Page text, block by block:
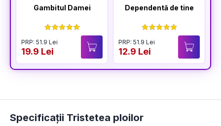
Gambitul Damei
PRP: 51.9 Lei
19.9 Lei
Dependentă de tine
PRP: 51.9 Lei
12.9 Lei
Specificații Tristetea ploilor